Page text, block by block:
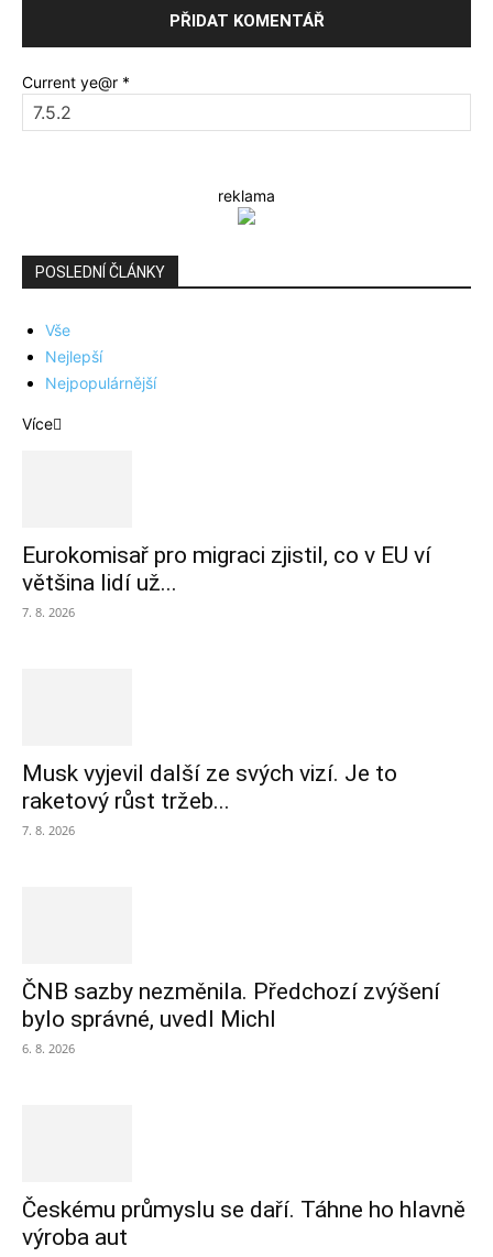
Current ye@r *
reklama
POSLEDNÍ ČLÁNKY
Vše
Nejlepší
Nejpopulárnější
Více
Eurokomisař pro migraci zjistil, co v EU ví
většina lidí už...
7. 8. 2026
Musk vyjevil další ze svých vizí. Je to
raketový růst tržeb...
7. 8. 2026
ČNB sazby nezměnila. Předchozí zvýšení
bylo správné, uvedl Michl
6. 8. 2026
Českému průmyslu se daří. Táhne ho hlavně
výroba aut